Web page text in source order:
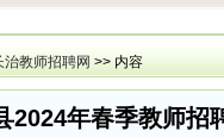
治教师招聘网 >> 内容
2024年春季教师招